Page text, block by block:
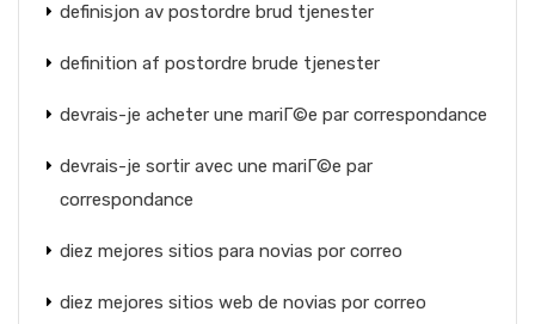
definisjon av postordre brud tjenester
definition af postordre brude tjenester
devrais-je acheter une mariГ©e par correspondance
devrais-je sortir avec une mariГ©e par
correspondance
diez mejores sitios para novias por correo
diez mejores sitios web de novias por correo